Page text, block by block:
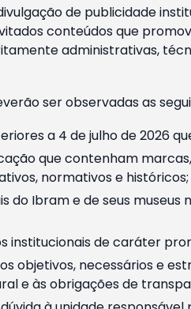
de publicidade
conteúdos que
administrativas,
ser observadas as
a 4 de julho de 2026
que contenham
normativos e históricos;
Ibram e de seus museus
institucionais de caráter
objetivos, necessários e
e às obrigações de